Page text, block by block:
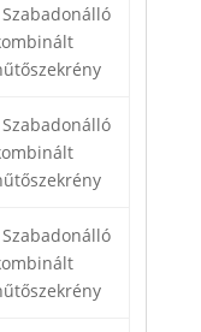
Szabadonálló
Szabadonálló
Szabadonálló